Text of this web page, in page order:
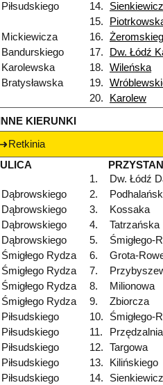
Piłsudskiego
14.
15.
Mickiewicza
16.
Bandurskiego
17. Dw. Łódź
Karolewska
18. Wileńska
Bratysławska
19.
20.
Karolew
INNE KIERUNKI
Retkinia
ULICA
1.
Dw. Łódź
Dąbrowskiego
2.
Dąbrowskiego
3.
Kossaka
Dąbrowskiego
4.
Tatrzańska
Dąbrowskiego
5.
Śmigłego-
Śmigłego Rydza
6.
Grota-
Śmigłego Rydza
7.
Śmigłego Rydza
8.
Milionowa
Śmigłego Rydza
9.
Zbiorcza
Piłsudskiego
10.
Śmigłego-
Piłsudskiego
11.
Piłsudskiego
12.
Targowa
Piłsudskiego
13.
Kilińskiego
Piłsudskiego
14.